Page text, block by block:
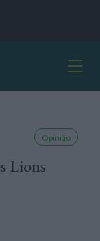
Opinião
Lions